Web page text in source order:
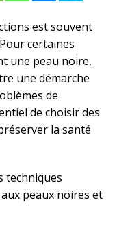
est souvent
certaines
une peau noire,
une démarche
de
de choisir des
la santé
techniques
peaux noires et